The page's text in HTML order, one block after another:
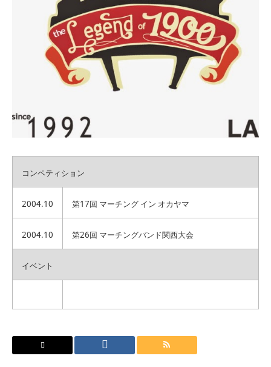
コンペティション
2004.10 第17回 マーチング イン オカヤマ
2004.10 第26回 マーチングバンド関西大会
イベント